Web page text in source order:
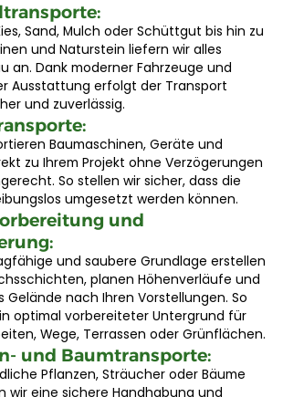
Sand, Mulch oder Schüttgut bis hin zu
und Naturstein liefern wir alles
an. Dank moderner Fahrzeuge und
Ausstattung erfolgt der Transport
und zuverlässig.
Baumaschinen, Geräte und
zu Ihrem Projekt ohne Verzögerungen
So stellen wir sicher, dass die
umgesetzt werden können.
und
und saubere Grundlage erstellen
planen Höhenverläufe und
Gelände nach Ihren Vorstellungen. So
optimal vorbereiteter Untergrund für
Wege, Terrassen oder Grünflächen.
und Baumtransporte:
Pflanzen, Sträucher oder Bäume
wir eine sichere Handhabung und